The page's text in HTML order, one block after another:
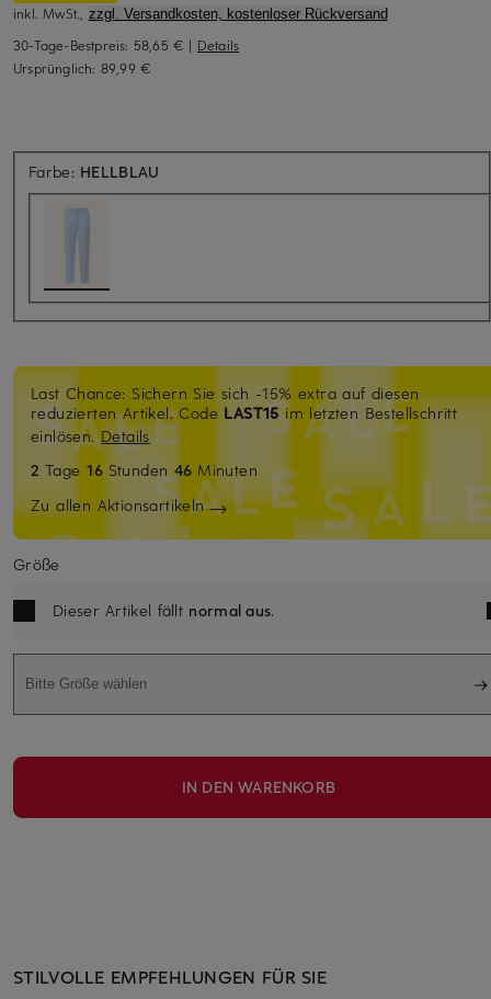
inkl. MwSt., zzgl. Versandkosten, kostenloser Rückversand
30-Tage-Bestpreis: 58,65 € | Details
Ursprünglich: 89,99 €
Farbe: HELLBLAU
Last Chance: Sichern Sie sich -15% extra auf diesen
reduzierten Artikel. Code LAST15im letzten Bestellschritt
einlösen.Details
2 Tage16 Stunden 46 Minuten
Zu allen Aktionsartikeln
Größe
Dieser Artikel fällt normal aus.
Bitte Größe wählen
IN DEN WARENKORB
STILVOLLE EMPFEHLUNGEN FÜR SIE